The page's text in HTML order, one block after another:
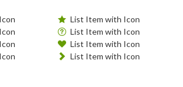
List Item with Icon
List Item with Icon
List Item with Icon
List Item with Icon